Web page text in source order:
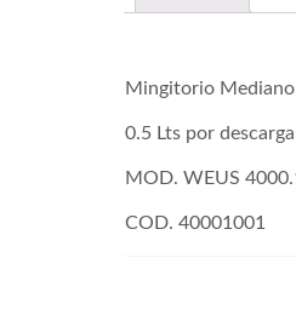
Mingitorio
0.5 Lts por descarga
MOD. WEUS
COD. 40001001